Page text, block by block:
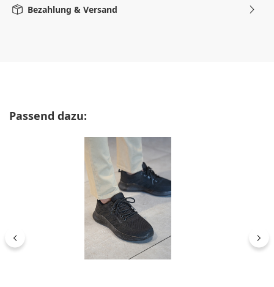
Bezahlung & Versand
Produktgalerie überspringen
Passend dazu: